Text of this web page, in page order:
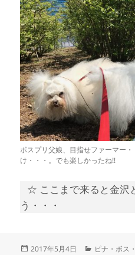
ボスプリ父娘、目指せファーマー
け・・・。でも楽しかったね!!
☆ ここまで来ると金沢
う・・・
投
2017年5月4日
カ
ピナ・ボス